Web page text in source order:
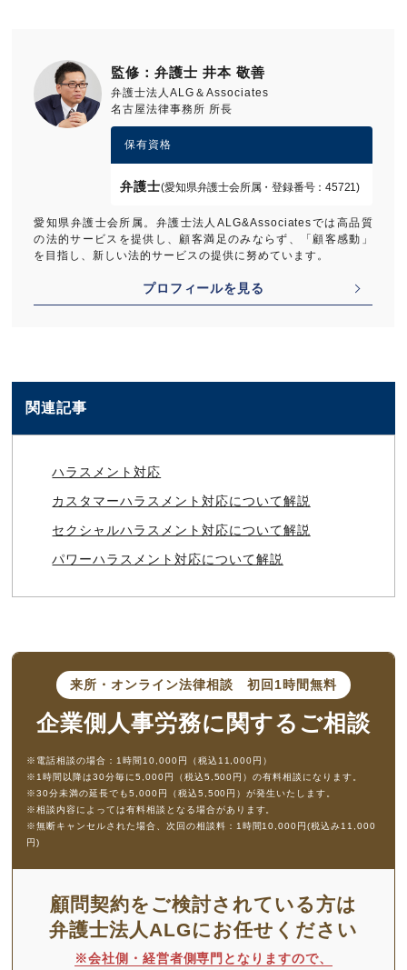
監修：弁護士 井本 敬善
弁護士法人ALG＆Associates
名古屋法律事務所 所長
保有資格
弁護士(愛知県弁護士会所属・登録番号：45721)
愛知県弁護士会所属。弁護士法人ALG&Associatesでは高品質
の法的サービスを提供し、顧客満足のみならず、「顧客感動」
を目指し、新しい法的サービスの提供に努めています。
プロフィールを見る
関連記事
ハラスメント対応
カスタマーハラスメント対応について解説
セクシャルハラスメント対応について解説
パワーハラスメント対応について解説
来所・オンライン法律相談 初回1時間無料
企業側人事労務に 関するご相談
※電話相談の場合：1時間10,000円（税込11,000円）
※1時間以降は30分毎に5,000円（税込5,500円）の有料相談になります。
※30分未満の延長でも5,000円（税込5,500円）が発生いたします。
※相談内容によっては有料相談となる場合があります。
※無断キャンセルされた場合、次回の相談料：1時間10,000円(税込み11,000
円)
顧問契約をご検討されている方は
弁護士法人ALGにお任せください
※会社側・経営者側専門となりますので、